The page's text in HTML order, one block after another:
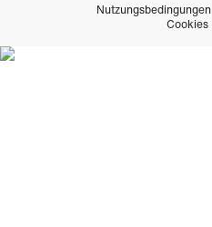
Nutzungsbedingungen
Cookies